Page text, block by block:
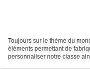
Toujours sur le thème du
éléments permettant de
personnaliser notre classe